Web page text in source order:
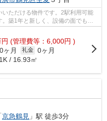
ただける物件です。2駅利用可能
築1年と新しく、設備の面でも充
円 (管理費等：6,000円 )
0ヶ月 礼金 0ヶ月
/ 16.93㎡
京急鶴見 」駅 徒歩3分